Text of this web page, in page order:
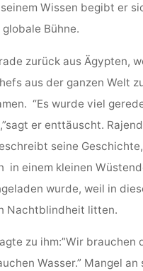
Wissen begibt er
Bühne.
zurück aus Ägypten,
aus der ganzen Welt
“Es wurde viel
er enttäuscht.
seine
in einem kleinen
wurde, weil in
Nachtblindheit litten.
zu ihm:”Wir brauchen
Wasser.” Mangel an